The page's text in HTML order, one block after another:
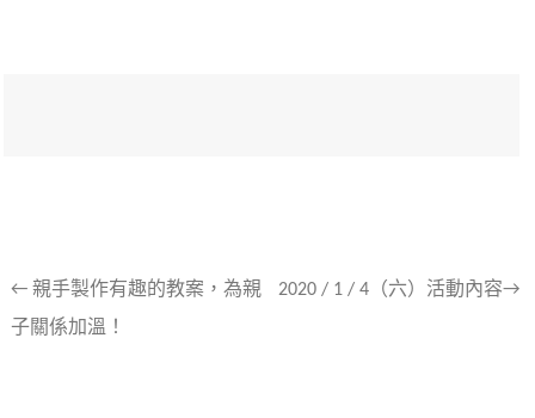
文
章
← 親手製作有趣的教案，為親
子關係加溫！
2020 / 1 / 4（六）活動內容→